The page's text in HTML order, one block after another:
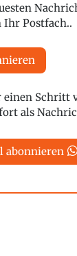
Postfach..
einen Schritt
als
abonnieren